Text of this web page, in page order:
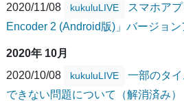
2020/11/08
kukuluLIVE
スマホア
Encoder 2 (Android版)」バージョ
2020年 10月
2020/10/08
kukuluLIVE
一部のタ
できない問題について（解消済み）